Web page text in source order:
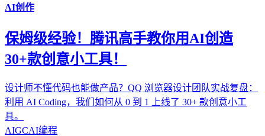
AI创作
保姆级经验！腾讯高手教你用AI创造
30+款创意小工具！
设计师不懂代码也能做产品？QQ 浏览器设计团队实战复盘：
利用 AI Coding，我们如何从 0 到 1 上线了 30+ 款创意小工
具。
AIGCAI编程